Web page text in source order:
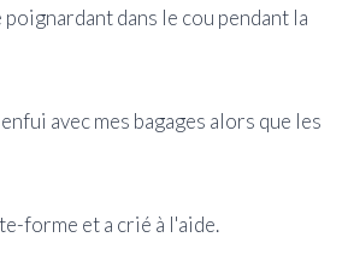
dans le cou pendant la
avec mes bagages alors que les
forme et a crié à l'aide.